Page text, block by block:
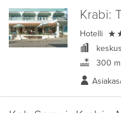
Krabi:
Hotelli
300 m